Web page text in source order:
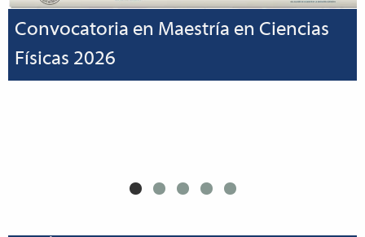
Convocatoria en Maestría en Ciencias
Físicas 2026